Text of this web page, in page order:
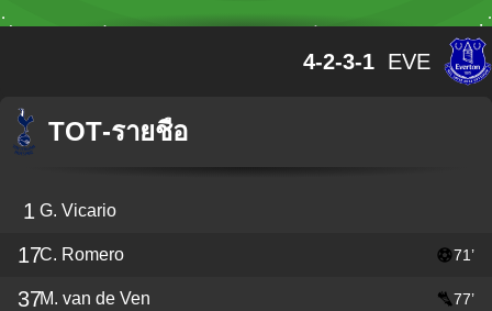
4-2-3-1 EVE
TOT-รายชื่อ
1 G. Vicario
17C. Romero 71’
37M. van de Ven 77’